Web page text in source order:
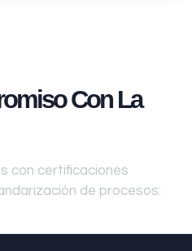
Con La
con certificaciones
de procesos: